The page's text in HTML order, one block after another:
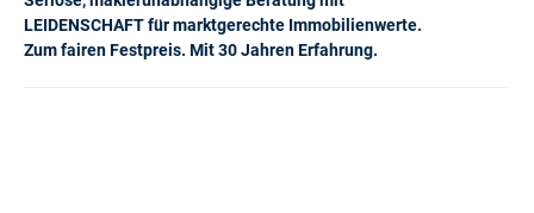
LEIDENSCHAFT für marktgerechte Immobilienwerte.
Zum fairen Festpreis. Mit 30 Jahren Erfahrung.